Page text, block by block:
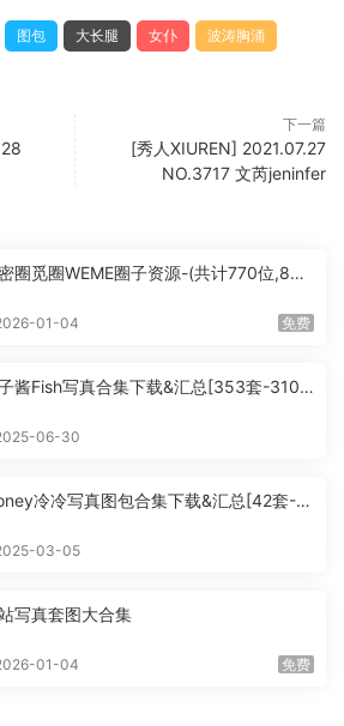
图包 大长腿 女仆
波涛胸涌
下一篇
[秀人XIUREN] 2021.07.27
NO.3717 文芮jeninfer
圈觅圈WEME圈子资源-(共计770位,860
01-04 免费
酱Fish写真合集下载&汇总[353套-310.
06-30
冷冷写真图包合集下载&汇总[42套-5
03-05
写真套图大合集
01-04 免费